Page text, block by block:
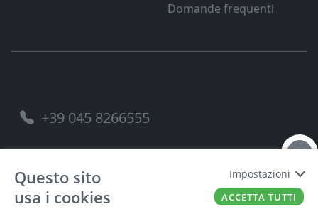
Domande frequenti
+39 045 8266555
FERRAMENTA VENETA SRL 00221490238
Questo sito
usa i cookies
Impostazioni
ACCETTA TUTTI